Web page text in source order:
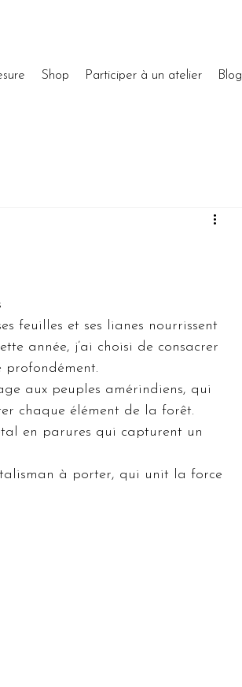
Shop Participer à un atelier Blog
feuilles et ses lianes nourrissent
année, j’ai choisi de consacrer
profondément.
aux peuples amérindiens, qui
chaque élément de la forêt.
en parures qui capturent un
à porter, qui unit la force